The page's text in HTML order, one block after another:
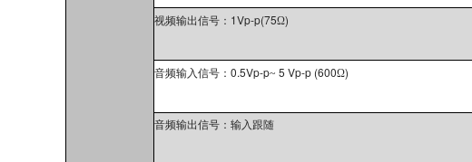
视频输出信号： 1Vp-p(75Ω)
音频输入信号： 0.5Vp-p~ 5 Vp-p (600Ω)
音频输出信号：输入跟随